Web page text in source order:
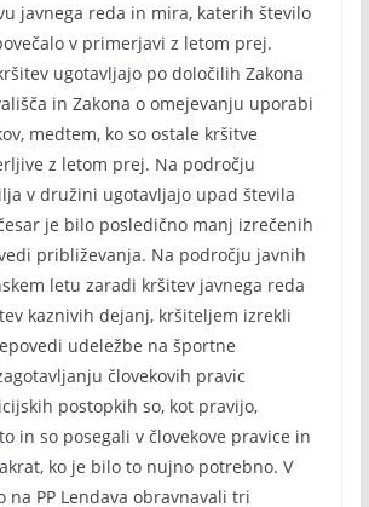
javnega reda in mira, katerih število
v primerjavi z letom prej.
ugotavljajo po določilih Zakona
in Zakona o omejevanju uporabi
medtem, ko so ostale kršitve
z letom prej. Na področju
v družini ugotavljajo upad števila
je bilo posledično manj izrečenih
približevanja. Na področju javnih
letu zaradi kršitev javnega reda
kaznivih dejanj, kršiteljem izrekli
udeležbe na športne
človekovih pravic
postopkih so, kot pravijo,
in so posegali v človekove pravice in
ko je bilo to nujno potrebno. V
na PP Lendava obravnavali tri